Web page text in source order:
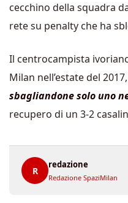
cecchino della squadra
rete su penalty che ha
Il centrocampista
Milan nell’estate del 2017,
sbagliandone solo uno
recupero di un 3-2
R
redazione
Redazione SpaziMilan